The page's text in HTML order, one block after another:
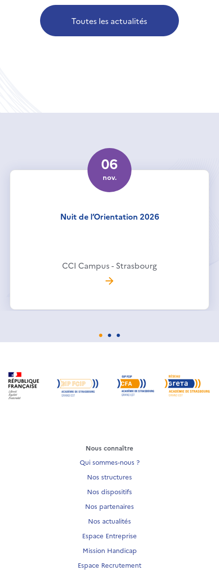
Toutes les actualités
06
nov.
Nuit de l’Orientation 2026
CCI Campus - Strasbourg
Nous connaître
Qui sommes-nous ?
Nos structures
Nos dispositifs
Nos partenaires
Nos actualités
Espace Entreprise
Mission Handicap
Espace Recrutement